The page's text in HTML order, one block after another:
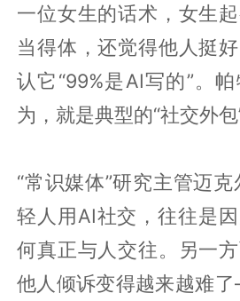
一位女生的话术，女生
当得体，还觉得他人挺
认它“99%是AI写的”。
为，就是典型的“社交外包”
“常识媒体”研究主管迈
轻人用AI社交，往往是
何真正与人交往。另一
他人倾诉变得越来越难